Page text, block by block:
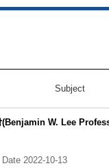
Subject
(Benjamin W. Lee
Date 2022-10-13